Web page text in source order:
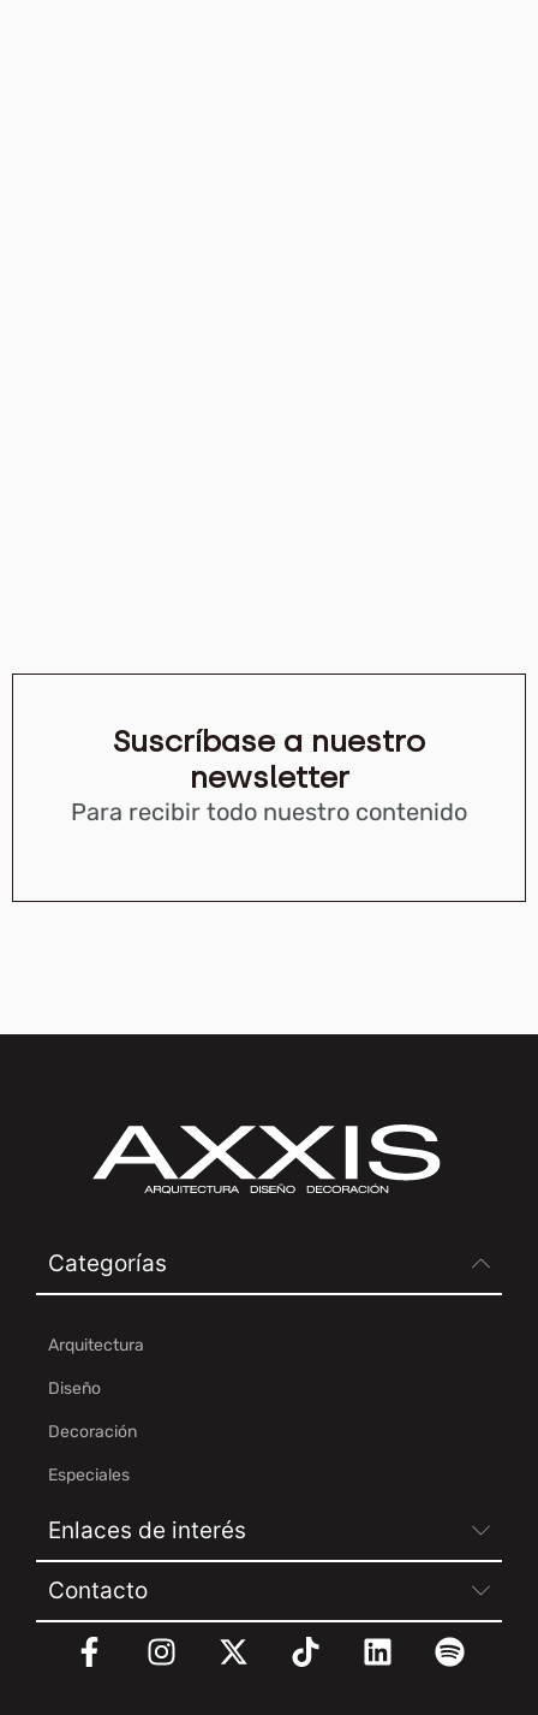
Suscríbase a nuestro
newsletter
Para recibir todo nuestro contenido
Categorías
Arquitectura
Diseño
Decoración
Especiales
Enlaces de interés
Contacto